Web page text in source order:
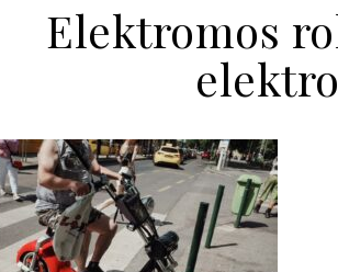
Elektromos